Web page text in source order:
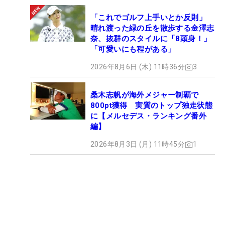
「これでゴルフ上手いとか反則」
晴れ渡った緑の丘を散歩する金澤志
奈、抜群のスタイルに「8頭身！」
「可愛いにも程がある」
2026年8月6日 (木) 11時36分 3
桑木志帆が海外メジャー制覇で
800pt獲得 実質のトップ独走状態
に【メルセデス・ランキング番外
編】
2026年8月3日 (月) 11時45分 1